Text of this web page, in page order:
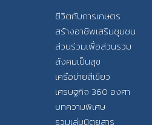
ชีวิตกับการเกษตร
สร้างอาชีพเสริมชุมชน
ส่วนร่วมเพื่อส่วนรวม
สังคมเป็นสุข
เครือข่ายสีเขียว
เศรษฐกิจ 360 องศา
บทความพิเศษ
รวมเล่มนิตยสาร